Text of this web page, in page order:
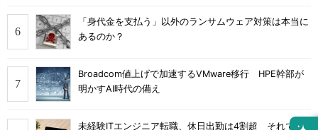
「身代金を支払う」以外のランサムウェア対策は本当に
あるのか？
Broadcom値上げで加速するVMware移行 HPE幹部が
明かすAI時代の備え
未経験ITエンジニア転職、休日出勤は4割超 それでも8